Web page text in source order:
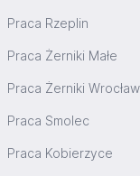
Praca Rzeplin
Praca Żerniki Małe
Praca Żerniki
Praca Smolec
Praca Kobierzyce